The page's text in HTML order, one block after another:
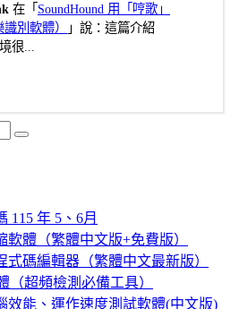
在「 SoundHound 用「哼歌」
別軟體）
」說：這篇介紹
很...
Search
115 年 5、6月
軟體（繁體中文版+免費版）
式碼編輯器（繁體中文最新版）
（超頻檢測必備工具）
效能、運作速度測試軟體(中文版)